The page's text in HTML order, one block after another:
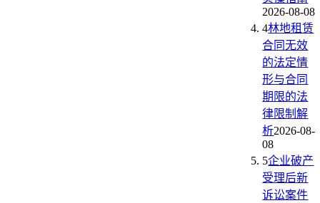
2026-08-08
4林地租赁
合同无效
的法定情
形与合同
期限的法
律限制解
析2026-08-
08
5企业破产
受理后新
诉讼案件